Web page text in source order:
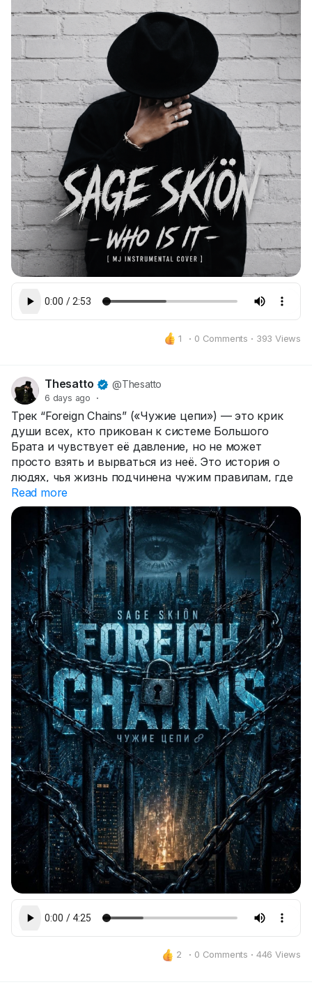
1 · 0 Comments · 393 Views
Thesatto @Thesatto
6 days ago ·
Трек “Foreign Chains” («Чужие цепи») — это крик
души всех, кто прикован к системе Большого
Брата и чувствует её давление, но не может
просто взять и вырваться из неё. Это история о
людях, чья жизнь подчинена чужим правилам, где
свободу часто подменяют безопасностью, а
собственные мысли — навязанными схемами.
Но даже в самых тяжёлых условиях где-то глубоко
внутри всё ещё тлеет маленькая искра свободного
разума и человеческого духа. Пока эта искра не
погасла, не всё потеряно. Именно она даёт
надежду однажды разорвать чужие цепи и
вспомнить, что значит быть по-настоящему
свободным.
Эта песня звучит на нескольких языках,
объединяясь в один интернациональный крик
души. 🔈
Read more
2 · 0 Comments · 446 Views